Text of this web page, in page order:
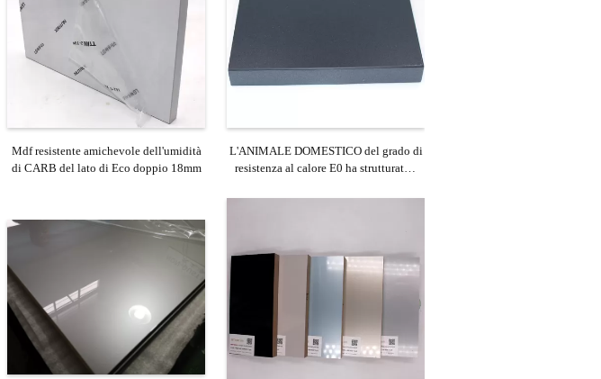
Mdf resistente amichevole dell'umidità
di CARB del lato di Eco doppio 18mm
L'ANIMALE DOMESTICO del grado di
resistenza al calore E0 ha strutturato i